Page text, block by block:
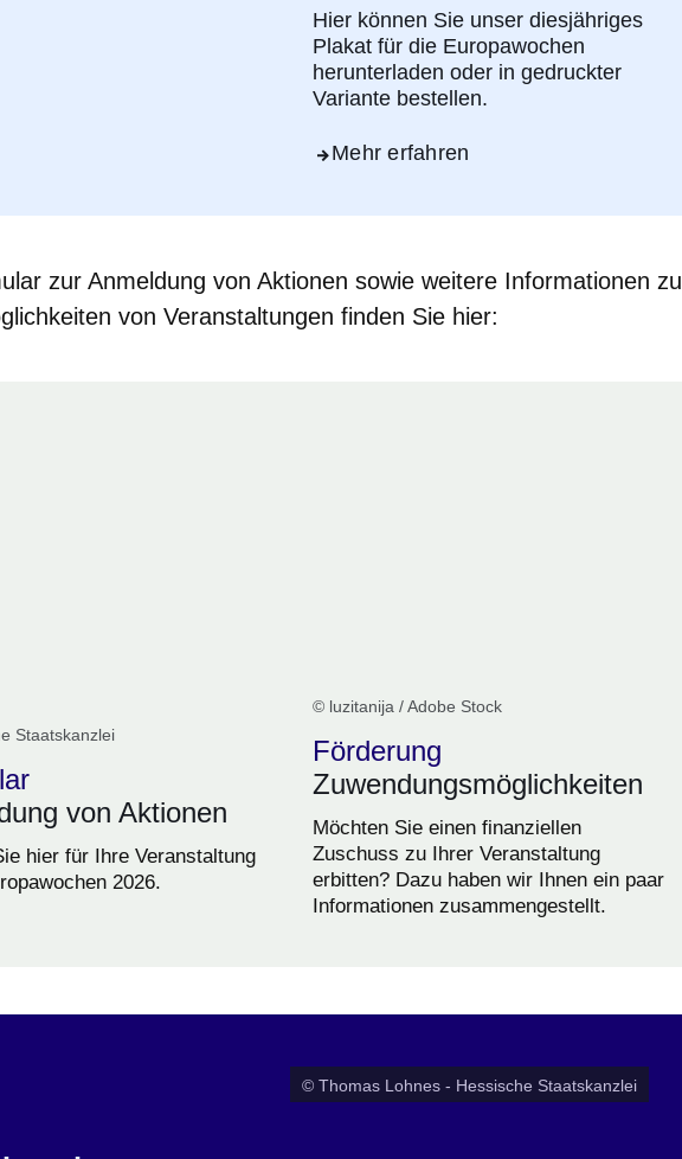
Hier können Sie unser diesjähriges
Plakat für die Europawochen
herunterladen oder in gedruckter
Variante bestellen.
Mehr erfahren
zur Anmeldung von Aktionen sowie weitere Informationen zu
von Veranstaltungen finden Sie hier:
Staatskanzlei
von Aktionen
hier für Ihre Veranstaltung
2026.
© luzitanija / Adobe Stock
Förderung
Zuwendungsmöglichkeiten
Möchten Sie einen finanziellen
Zuschuss zu Ihrer Veranstaltung
erbitten? Dazu haben wir Ihnen ein paar
Informationen zusammengestellt.
© Thomas Lohnes - Hessische Staatskanzlei